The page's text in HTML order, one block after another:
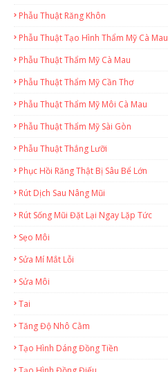
Phẫu Thuật Răng Khôn
Phẫu Thuật Tạo Hình Thẩm Mỹ Cà Mau
Phẫu Thuật Thẩm Mỹ Cà Mau
Phẫu Thuật Thẩm Mỹ Cần Thơ
Phẫu Thuật Thẩm Mỹ Môi Cà Mau
Phẫu Thuật Thẩm Mỹ Sài Gòn
Phẫu Thuật Thắng Lưỡi
Phục Hồi Răng Thật Bị Sâu Bể Lớn
Rút Dịch Sau Nâng Mũi
Rút Sống Mũi Đặt Lại Ngay Lặp Tức
Sẹo Môi
Sửa Mí Mắt Lỗi
Sửa Môi
Tai
Tăng Độ Nhô Cằm
Tạo Hình Dáng Đồng Tiền